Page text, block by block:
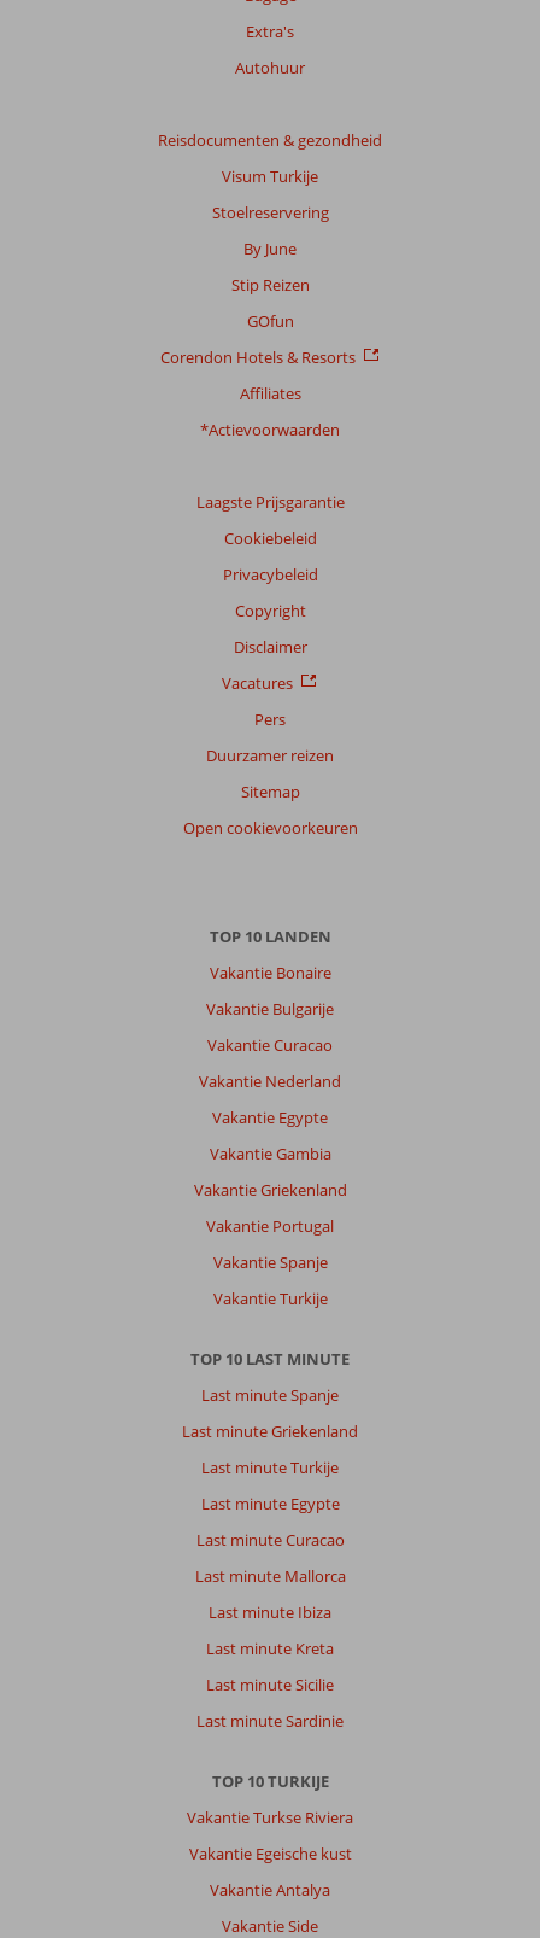
Extra's
Autohuur
Reisdocumenten & gezondheid
Visum Turkije
Stoelreservering
By June
Stip Reizen
GOfun
Corendon Hotels & Resorts
Affiliates
*Actievoorwaarden
Laagste Prijsgarantie
Cookiebeleid
Privacybeleid
Copyright
Disclaimer
Vacatures
Pers
Duurzamer reizen
Sitemap
Open cookievoorkeuren
TOP 10 LANDEN
Vakantie Bonaire
Vakantie Bulgarije
Vakantie Curacao
Vakantie Nederland
Vakantie Egypte
Vakantie Gambia
Vakantie Griekenland
Vakantie Portugal
Vakantie Spanje
Vakantie Turkije
TOP 10 LAST MINUTE
Last minute Spanje
Last minute Griekenland
Last minute Turkije
Last minute Egypte
Last minute Curacao
Last minute Mallorca
Last minute Ibiza
Last minute Kreta
Last minute Sicilie
Last minute Sardinie
TOP 10 TURKIJE
Vakantie Turkse Riviera
Vakantie Egeische kust
Vakantie Antalya
Vakantie Side